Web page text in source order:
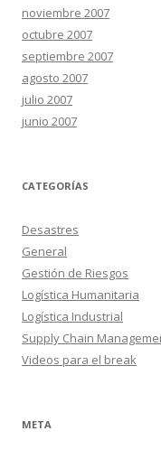
noviembre 2007
octubre 2007
septiembre 2007
agosto 2007
julio 2007
junio 2007
CATEGORÍAS
Desastres
General
Gestión de Riesgos
Logística Humanitaria
Logística Industrial
Supply Chain
Videos para el break
META